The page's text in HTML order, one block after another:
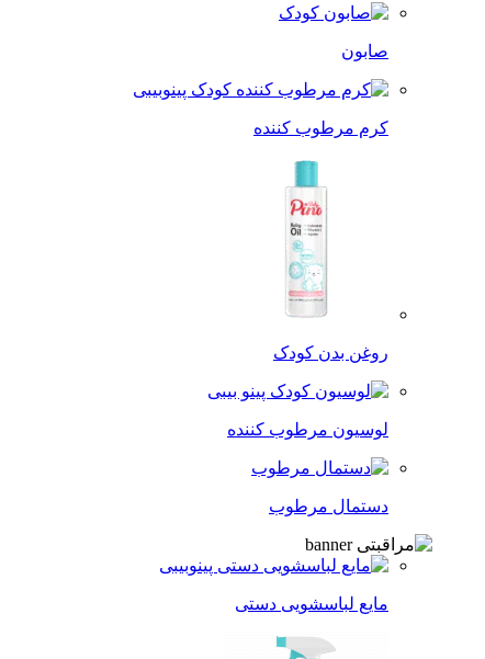
صابون
کرم مرطوب کننده
روغن بدن کودک
لوسیون مرطوب کننده
دستمال مرطوب
مایع لباسشویی دستی